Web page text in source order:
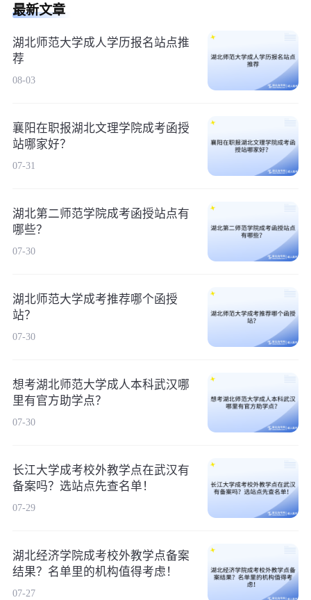
最新文章
湖北师范大学成人学历报名站点推
荐
08-03
襄阳在职报湖北文理学院成考函授
站哪家好？
07-31
湖北第二师范学院成考函授站点有
哪些？
07-30
湖北师范大学成考推荐哪个函授
站？
07-30
想考湖北师范大学成人本科武汉哪
里有官方助学点？
07-30
长江大学成考校外教学点在武汉有
备案吗？选站点先查名单！
07-29
湖北经济学院成考校外教学点备案
结果？名单里的机构值得考虑！
07-27